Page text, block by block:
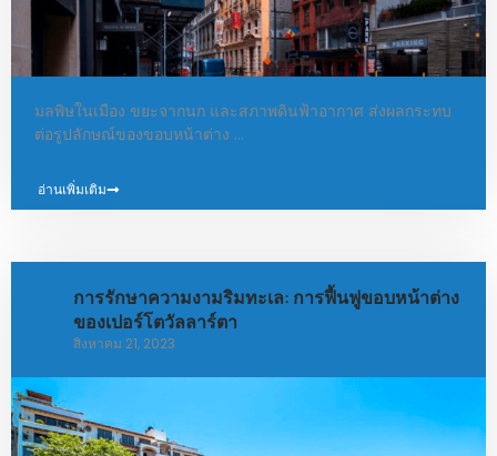
มลพิษในเมือง ขยะจากนก และสภาพดินฟ้าอากาศ ส่งผลกระทบ
ต่อรูปลักษณ์ของขอบหน้าต่าง …
อ่านเพิ่มเติม
การรักษาความงามริมทะเล: การฟื้นฟูขอบหน้าต่าง
ของเปอร์โตวัลลาร์ตา
สิงหาคม 21, 2023